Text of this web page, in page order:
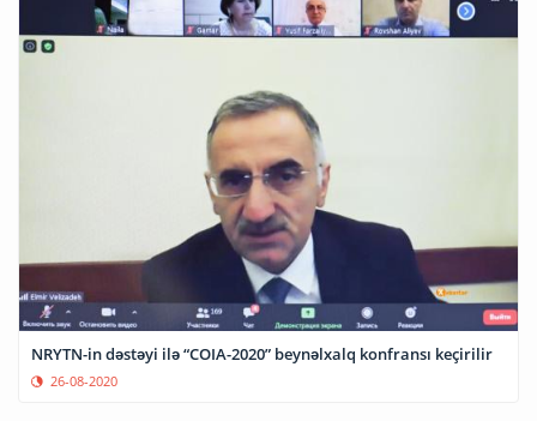
NRYTN-in dəstəyi ilə “COIA-2020” beynəlxalq konfransı keçirilir
26-08-2020